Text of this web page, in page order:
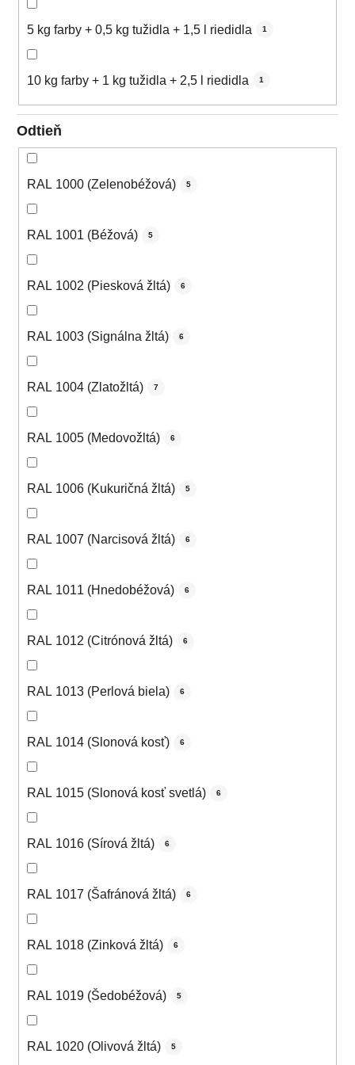
5 kg farby + 0,5 kg tužidla + 1,5 l riedidla 1
10 kg farby + 1 kg tužidla + 2,5 l riedidla 1
Odtieň
RAL 1000 (Zelenobéžová) 5
RAL 1001 (Béžová) 5
RAL 1002 (Piesková žltá) 6
RAL 1003 (Signálna žltá) 6
RAL 1004 (Zlatožltá) 7
RAL 1005 (Medovožltá) 6
RAL 1006 (Kukuričná žltá) 5
RAL 1007 (Narcisová žltá) 6
RAL 1011 (Hnedobéžová) 6
RAL 1012 (Citrónová žltá) 6
RAL 1013 (Perlová biela) 6
RAL 1014 (Slonová kosť) 6
RAL 1015 (Slonová kosť svetlá) 6
RAL 1016 (Sírová žltá) 6
RAL 1017 (Šafránová žltá) 6
RAL 1018 (Zinková žltá) 6
RAL 1019 (Šedobéžová) 5
RAL 1020 (Olivová žltá) 5